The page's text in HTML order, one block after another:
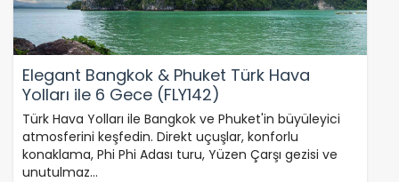
Elegant Bangkok & Phuket Türk Hava
Yolları ile 6 Gece (FLY142)
Türk Hava Yolları ile Bangkok ve Phuket'in büyüleyici
atmosferini keşfedin. Direkt uçuşlar, konforlu
konaklama, Phi Phi Adası turu, Yüzen Çarşı gezisi ve
unutulmaz…